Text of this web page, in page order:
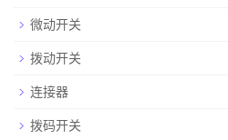
微动开关
拨动开关
连接器
拨码开关